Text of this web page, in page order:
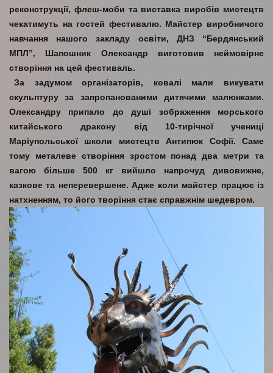
реконструкції, флеш-моби та виставка виробів мистецтв
чекатимуть на гостей фестивалю. Майстер виробничого
навчання нашого закладу освіти, ДНЗ “Бердянський
МПЛ”, Шапошник Олександр виготовив неймовірне
створіння на цей фестиваль.
За задумом організаторів, ковалі мали викувати
скульптуру за запропанованими дитячими малюнками.
Олександру припало до душі зображення морського
китайського дракону від 10-тирічної учениці
Маріупольської школи мистецтв Антипюк Софії. Саме
тому металеве створіння зростом понад два метри та
вагою більше 500 кг вийшло напрочуд дивовижне,
казкове та неперевершене. Адже коли майстер працює із
натхненням, то його творіння стає справжнім шедевром.